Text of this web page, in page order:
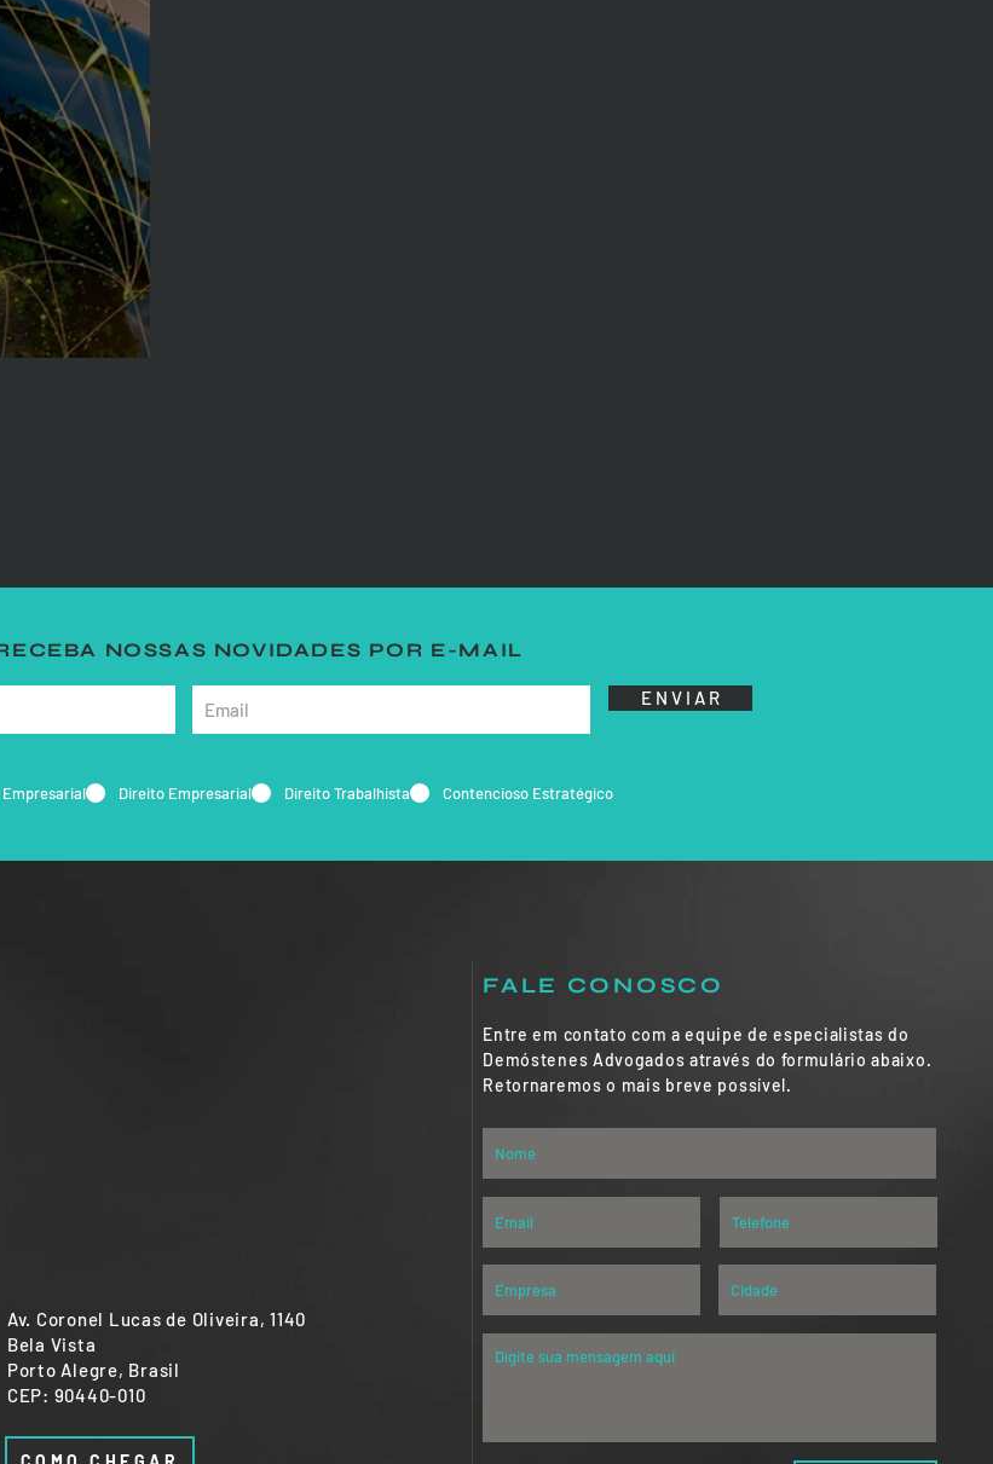
NOSSAS NOVIDADES POR E-MAIL
E N V I A R
Direito Empresarial Direito Trabalhista Contencioso Estratégico
Av. Coronel Lucas de Oliveira, 1140
Bela Vista
Porto Alegre, Brasil
CEP: 90440-010
FALE CONOSCO
Entre em contato com a equipe de especialistas do
Demóstenes Advogados através do formulário abaixo.
Retornaremos o mais breve possível.